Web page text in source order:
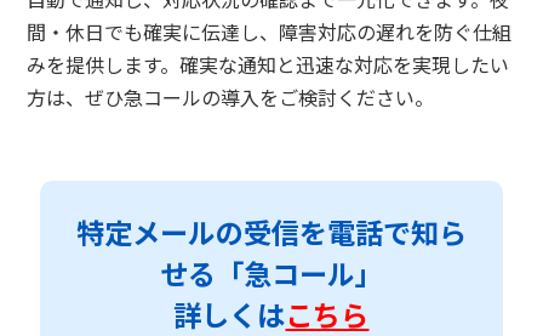
間・休日でも確実に伝達し、障害対応の遅れを防ぐ仕組
みを提供します。確実な通知と迅速な対応を実現したい
方は、ぜひ急コールの導入をご検討ください。
特定メールの受信を電話で知ら
せる「急コール」
詳しくはこちら